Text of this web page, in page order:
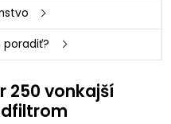
poradiť?
250 vonkajší